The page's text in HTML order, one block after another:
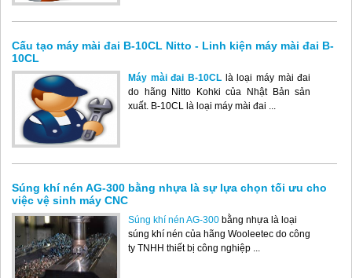
Cấu tạo máy mài đai B-10CL Nitto - Linh kiện máy mài đai B-
10CL
Máy mài đai B-10CL là loại máy mài đai
do hãng Nitto Kohki của Nhật Bản sản
xuất. B-10CL là loại máy mài đai ...
Súng khí nén AG-300 bằng nhựa là sự lựa chọn tối ưu cho
việc vệ sinh máy CNC
Súng khí nén AG-300 bằng nhựa là loại
súng khí nén của hãng Wooleetec do công
ty TNHH thiết bị công nghiệp ...